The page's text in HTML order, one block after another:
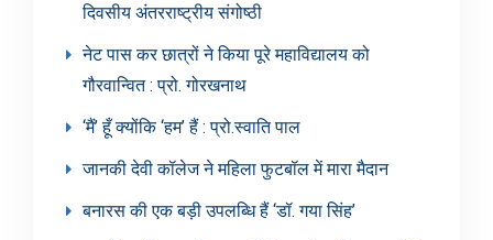
दिवसीय अंतरराष्ट्रीय संगोष्ठी
नेट पास कर छात्रों ने किया पूरे महाविद्यालय को
गौरवान्वित : प्रो. गोरखनाथ
‘मैं’ हूँ क्योंकि ‘हम’ हैं : प्रो.स्वाति पाल
जानकी देवी कॉलेज ने महिला फुटबॉल में मारा मैदान
बनारस की एक बड़ी उपलब्धि हैं ‘डॉ. गया सिंह’